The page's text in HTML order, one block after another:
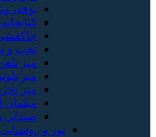
بوفه،
تخت و
میز
میز
میز
مبلمان
صندلی
نور و روشنایی